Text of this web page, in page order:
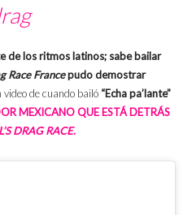
de los ritmos latinos; sabe bailar
Race Francepudo demostrar
video de cuando bailó “Echa pa’lante”
MEXICANO QUE ESTÁ DETRÁS
DRAG RACE.